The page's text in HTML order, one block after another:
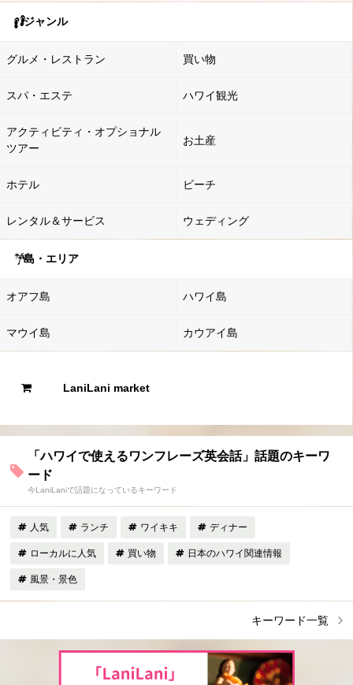
ジャンル
グルメ・レストラン 買い物
スパ・エステ ハワイ観光
アクティビティ・オプショナル
ツアー
お土産
ホテル ビーチ
レンタル＆サービス ウェディング
島・エリア
オアフ島 ハワイ島
マウイ島 カウアイ島
LaniLani market
「ハワイで使えるワンフレーズ英会話」話題のキーワ
ード
今LaniLaniで話題になっているキーワード
人気 ランチ ワイキキ ディナー
ローカルに人気 買い物 日本のハワイ関連情報
風景・景色
キーワード一覧